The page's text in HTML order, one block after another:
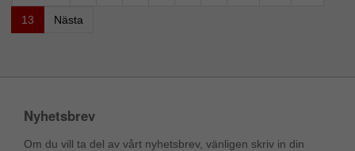
13 Nästa
Nyhetsbrev
Om du vill ta del av vårt nyhetsbrev, vänligen skriv in din